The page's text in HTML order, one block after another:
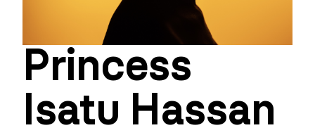
Princess
Isatu Hassan